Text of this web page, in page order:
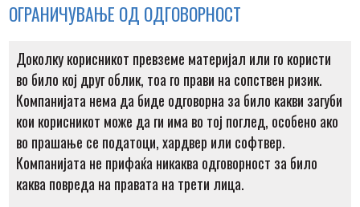
ОГРАНИЧУВАЊЕ ОД ОДГОВОРНОСТ
Доколку корисникот превземе материјал или го користи
во било кој друг облик, тоа го прави на сопствен ризик.
Компанијата нема да биде одговорна за било какви загуби
кои корисникот може да ги има во тој поглед, особено ако
во прашање се податоци, хардвер или софтвер.
Компанијата не прифаќа никаква одговорност за било
каква повреда на правата на трети лица.